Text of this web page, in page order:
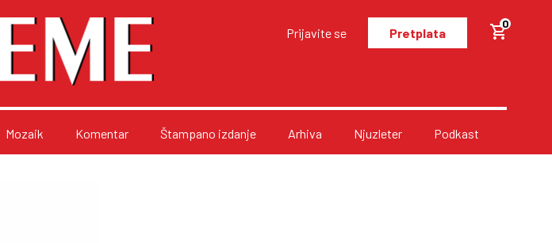
Prijavite se Pretplata
0
Mozaik Komentar Štampano izdanje Arhiva Njuzleter Podkast